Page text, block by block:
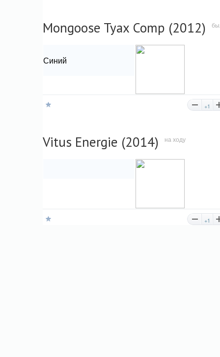
Mongoose Tyax Comp (2012)
Синий
+1
Vitus Energie (2014) на ходу
+1